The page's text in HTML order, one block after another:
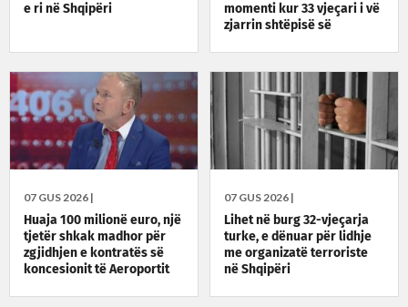
e ri në Shqipëri
momenti kur 33 vjeçari i vë
zjarrin shtëpisë së
07 GUS 2026 |
Huaja 100 milionë euro, një
tjetër shkak madhor për
zgjidhjen e kontratës së
koncesionit të Aeroportit
07 GUS 2026 |
Lihet në burg 32-vjeçarja
turke, e dënuar për lidhje
me organizatë terroriste
në Shqipëri